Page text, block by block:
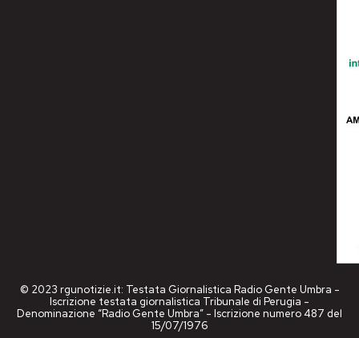
© 2023 rgunotizie.it: Testata Giornalistica Radio Gente Umbra -
Iscrizione testata giornalistica Tribunale di Perugia -
Denominazione “Radio Gente Umbra” - Iscrizione numero 487 del
15/07/1976